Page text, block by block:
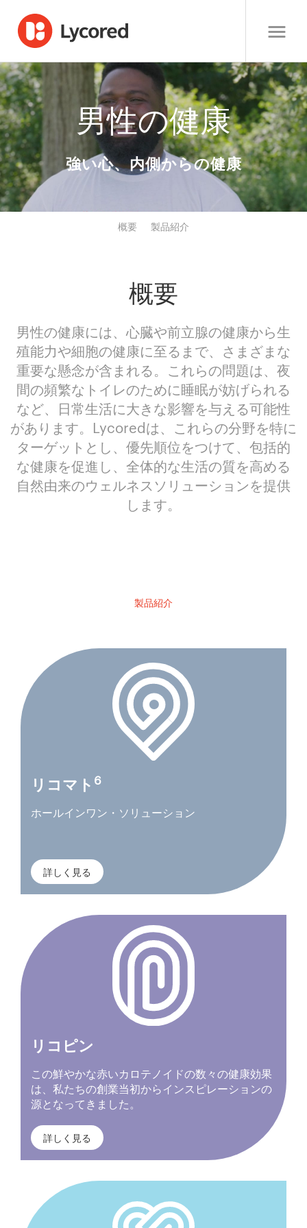
男性の健康
強い心、内側からの健康
概要 製品紹介
概要
男性の健康には、心臓や前立腺の健康から生
殖能力や細胞の健康に至るまで、さまざまな
重要な懸念が含まれる。これらの問題は、夜
間の頻繁なトイレのために睡眠が妨げられる
など、日常生活に大きな影響を与える可能性
があります。Lycoredは、これらの分野を特に
ターゲットとし、優先順位をつけて、包括的
な健康を促進し、全体的な生活の質を高める
自然由来のウェルネスソリューションを提供
します。
製品紹介
リコマト 6
ホールインワン・ソリューション
詳しく見る
リコピン
この鮮やかな赤いカロテノイドの数々の健康効果
は、私たちの創業当初からインスピレーションの
源となってきました。
詳しく見る